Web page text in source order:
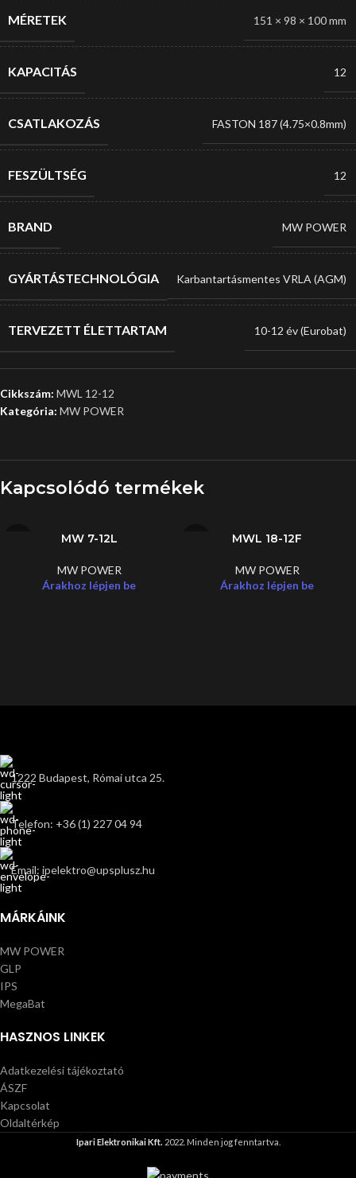
MÉRETEK 151 × 98 × 100 mm
KAPACITÁS 12
CSATLAKOZÁS FASTON 187 (4.75×0.8mm)
FESZÜLTSÉG 12
BRAND MW POWER
GYÁRTÁSTECHNOLÓGIA Karbantartásmentes VRLA (AGM)
TERVEZETT ÉLETTARTAM 10-12 év (Eurobat)
Cikkszám: MWL 12-12
Kategória: MW POWER
Kapcsolódó termékek
MW 7-12L
MW POWER
Árakhoz lépjen be
MWL 18-12F
MW POWER
Árakhoz lépjen be
1222 Budapest, Római utca 25.
Telefon: +36 (1) 227 04 94
Email: ipelektro@upsplusz.hu
MÁRKÁINK
MW POWER
GLP
IPS
MegaBat
HASZNOS LINKEK
Adatkezelési tájékoztató
ÁSZF
Kapcsolat
Oldaltérkép
Ipari Elektronikai Kft. 2022. Minden jog fenntartva.